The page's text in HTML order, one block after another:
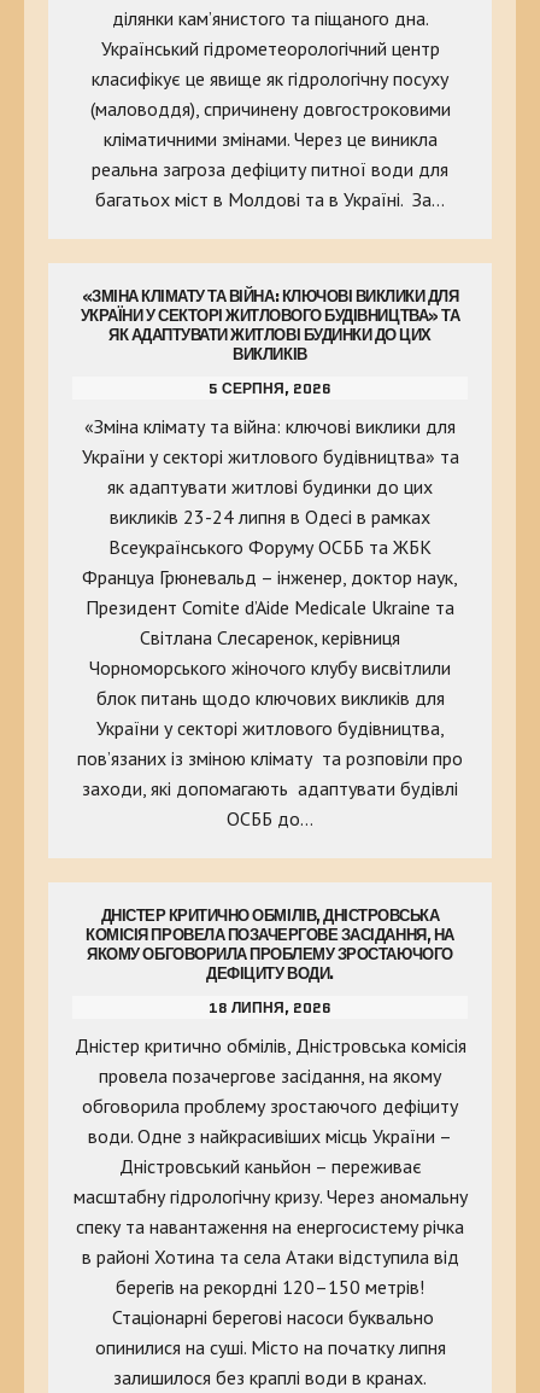
ділянки кам’янистого та піщаного дна.
Український гідрометеорологічний центр
класифікує це явище як гідрологічну посуху
(маловоддя), спричинену довгостроковими
кліматичними змінами. Через це виникла
реальна загроза дефіциту питної води для
багатьох міст в Молдові та в Україні. За…
«ЗМІНА КЛІМАТУ ТА ВІЙНА: КЛЮЧОВІ ВИКЛИКИ ДЛЯ
УКРАЇНИ У СЕКТОРІ ЖИТЛОВОГО БУДІВНИЦТВА» ТА
ЯК АДАПТУВАТИ ЖИТЛОВІ БУДИНКИ ДО ЦИХ
ВИКЛИКІВ
5 СЕРПНЯ, 2026
«Зміна клімату та війна: ключові виклики для
України у секторі житлового будівництва» та
як адаптувати житлові будинки до цих
викликів 23-24 липня в Одесі в рамках
Всеукраїнського Форуму ОСББ та ЖБК
Француа Грюневальд – інженер, доктор наук,
Президент Comite d’Aide Medicale Ukraine та
Світлана Слесаренок, керівниця
Чорноморського жіночого клубу висвітлили
блок питань щодо ключових викликів для
України у секторі житлового будівництва,
пов’язаних із зміною клімату та розповіли про
заходи, які допомагають адаптувати будівлі
ОСББ до…
ДНІСТЕР КРИТИЧНО ОБМІЛІВ, ДНІСТРОВСЬКА
КОМІСІЯ ПРОВЕЛА ПОЗАЧЕРГОВЕ ЗАСІДАННЯ, НА
ЯКОМУ ОБГОВОРИЛА ПРОБЛЕМУ ЗРОСТАЮЧОГО
ДЕФІЦИТУ ВОДИ.
18 ЛИПНЯ, 2026
Дністер критично обмілів, Дністровська комісія
провела позачергове засідання, на якому
обговорила проблему зростаючого дефіциту
води. Одне з найкрасивіших місць України –
Дністровський каньйон – переживає
масштабну гідрологічну кризу. Через аномальну
спеку та навантаження на енергосистему річка
в районі Хотина та села Атаки відступила від
берегів на рекордні 120–150 метрів!
Стаціонарні берегові насоси буквально
опинилися на суші. Місто на початку липня
залишилося без краплі води в кранах.